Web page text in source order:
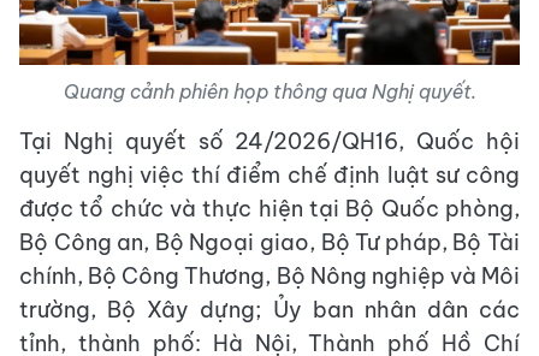
Quang cảnh phiên họp thông qua Nghị quyết.
Tại Nghị quyết số 24/2026/QH16, Quốc hội
quyết nghị việc thí điểm chế định luật sư công
được tổ chức và thực hiện tại Bộ Quốc phòng,
Bộ Công an, Bộ Ngoại giao, Bộ Tư pháp, Bộ Tài
chính, Bộ Công Thương, Bộ Nông nghiệp và Môi
trường, Bộ Xây dựng; Ủy ban nhân dân các
tỉnh, thành phố: Hà Nội, Thành phố Hồ Chí